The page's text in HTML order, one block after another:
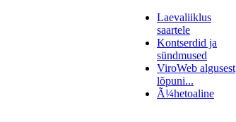
Laevaliiklus
saartele
Kontserdid ja
sündmused
ViroWeb algusest
lõpuni...
Ã¼hetoaline